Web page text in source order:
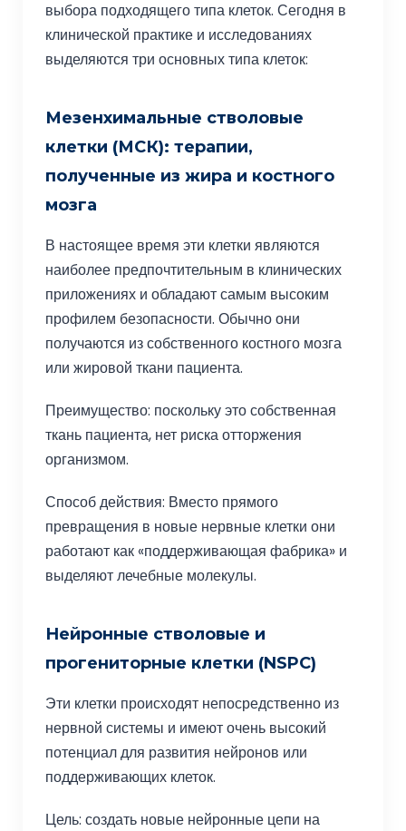
выбора подходящего типа клеток. Сегодня в
клинической практике и исследованиях
выделяются три основных типа клеток:
Мезенхимальные стволовые
клетки (МСК): терапии,
полученные из жира и костного
мозга
В настоящее время эти клетки являются
наиболее предпочтительным в клинических
приложениях и обладают самым высоким
профилем безопасности. Обычно они
получаются из собственного костного мозга
или жировой ткани пациента.
Преимущество: поскольку это собственная
ткань пациента, нет риска отторжения
организмом.
Способ действия: Вместо прямого
превращения в новые нервные клетки они
работают как «поддерживающая фабрика» и
выделяют лечебные молекулы.
Нейронные стволовые и
прогениторные клетки (NSPC)
Эти клетки происходят непосредственно из
нервной системы и имеют очень высокий
потенциал для развития нейронов или
поддерживающих клеток.
Цель: создать новые нейронные цепи на